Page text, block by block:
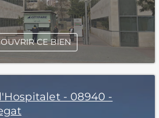
CE BIEN
- 08940 -